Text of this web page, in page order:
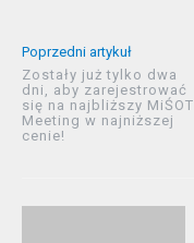
Poprzedni artykuł
Zostały już tylko dwa
dni, aby zarejestrować
się na najbliższy MiŚOT
Meeting w najniższej
cenie!